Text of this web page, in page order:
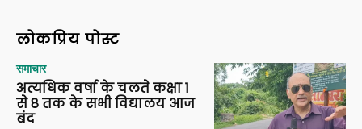
लोकप्रिय पोस्ट
समाचार
अत्यधिक वर्षा के चलते कक्षा 1
से 8 तक के सभी विद्यालय आज
बंद